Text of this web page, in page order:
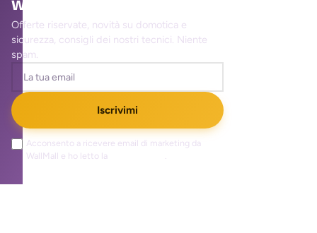
WallMall
Offerte riservate, novità su domotica e
sicurezza, consigli dei nostri tecnici. Niente
spam.
Iscrivimi
Acconsento a ricevere email di marketing da
WallMall e ho letto la
.